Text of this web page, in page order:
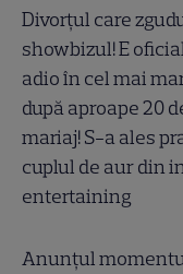
Divorțul care
showbizul! E
adio în cel mai
după aproape 20
mariaj! S-a ales
cuplul de aur din
entertaining
Anunțul